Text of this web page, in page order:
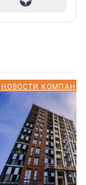
НОВОСТИ